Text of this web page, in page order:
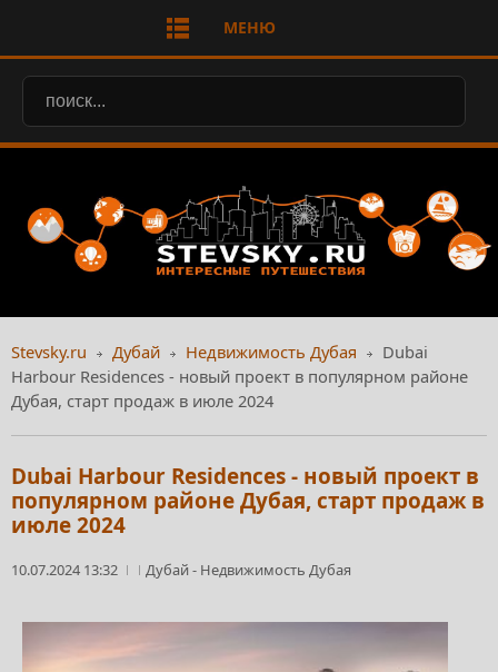
МЕНЮ
Stevsky.ru Дубай Недвижимость Дубая
Dubai
Harbour Residences - новый проект в популярном районе
Дубая, старт продаж в июле 2024
Dubai Harbour Residences - новый проект в
популярном районе Дубая, старт продаж в
июле 2024
10.07.2024 13:32 Дубай- Недвижимость Дубая